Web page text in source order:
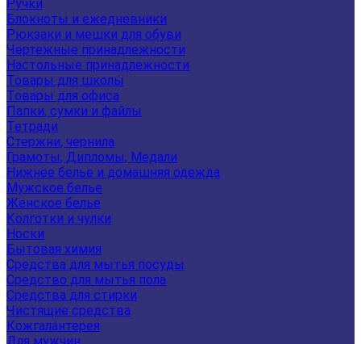
Ручки
Блокноты и ежедневники
Рюкзаки и мешки для обуви
Чертежные принадлежности
Настольные принадлежности
Товары для школы
Товары для офиса
Папки, сумки и файлы
Тетради
Стержни, чернила
Грамоты, Дипломы, Медали
Нижнее белье и домашняя одежда
Мужское белье
Женское белье
Колготки и чулки
Носки
Бытовая химия
Средства для мытья посуды
Средство для мытья пола
Средства для стирки
Чистящие средства
Кожгалантерея